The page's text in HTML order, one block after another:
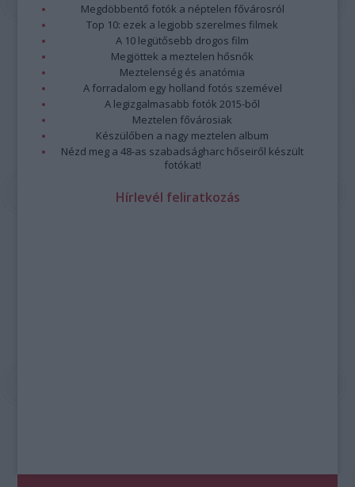
Megdöbbentő fotók a néptelen fővárosról
Top 10: ezek a legjobb szerelmes filmek
A 10 legütősebb drogos film
Megjöttek a meztelen hősnők
Meztelenség és anatómia
A forradalom egy holland fotós szemével
A legizgalmasabb fotók 2015-ből
Meztelen fővárosiak
Készülőben a nagy meztelen album
Nézd meg a 48-as szabadságharc hőseiről készült
fotókat!
Hírlevél feliratkozás